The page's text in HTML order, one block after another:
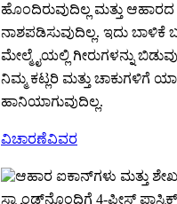
ಹೊಂದಿರುವುದಿಲ್ಲ ಮತ್ತು
ನಾಶಪಡಿಸುವುದಿಲ್ಲ. ಇದು ಬಾಳಿಕೆ
ಮೇಲ್ಮೈಯಲ್ಲಿ ಗೀರುಗಳನ್ನು
ನಿಮ್ಮ ಕಟ್ಲರಿ ಮತ್ತು ಚಾಕುಗಳಿಗೆ
ಹಾನಿಯಾಗುವುದಿಲ್ಲ.
ವಿಚಾರಣೆವಿವರ